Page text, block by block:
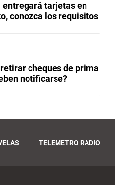
entregará tarjetas en
conozca los requisitos
cheques de prima
notificarse?
TELEMETRO RADIO